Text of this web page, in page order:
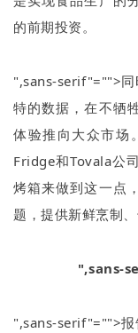
的前期投资。
",sans-serif"="">同
特的数据，在不牺
体验推向大众市场
Fridge和Tovala公
烤箱来做到这一点
题，提供新鲜烹制
",sans-
",sans-serif"="">报